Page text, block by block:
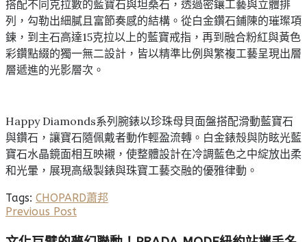
搭配不同克拉數的藍寶石與坦桑石，透過密鑲工藝與立體排
列，勾勒出細膩且富節奏感的結構。從白金鑽石鋪陳的璀璨項
鍊，到主石高達15克拉以上的藍寶戒指，再到融合粉紅與黃色
彩鑽點綴的獨一無二設計，皆以精準比例與繁複工藝呈現出層
層遞進的光影層次。
Happy Diamonds系列腕錶以珍珠母貝面盤搭配滑動藍寶石
與鑽石，讓寶石隨佩戴者動作輕盈流轉。白金錶殼與防眩光藍
寶石水晶鏡面相互映襯，使整體設計在冷調藍色之中綻放出柔
和光暈，展現高級製錶與珠寶工藝交融的優雅律動。
Tags: CHOPARD蕭邦
Previous Post